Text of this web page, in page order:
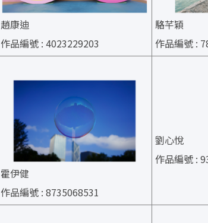
趙康迪
作品編號 : 4023229203
駱芊穎
作品編號 :
霍伊健
作品編號 : 8735068531
劉心悅
作品編號 :